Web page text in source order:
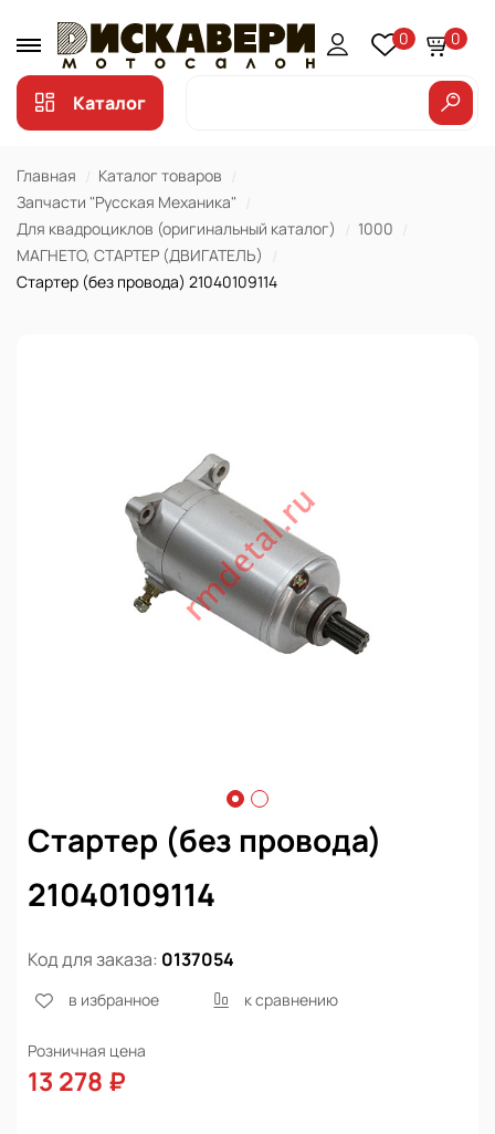
0 0
Каталог
Главная
Каталог товаров
Запчасти "Русская Механика"
Для квадроциклов (оригинальный каталог)
1000
МАГНЕТО, СТАРТЕР (ДВИГАТЕЛЬ)
Стартер (без провода) 21040109114
Стартер (без провода)
21040109114
Код для заказа: 0137054
в избранное к сравнению
Розничная цена
13 278 ₽